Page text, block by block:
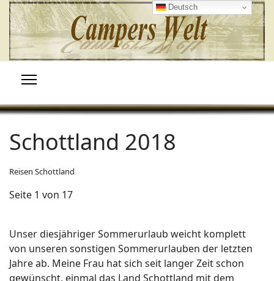
Deutsch
Schottland 2018
Reisen Schottland
Seite 1 von 17
Unser diesjähriger Sommerurlaub weicht komplett
von unseren sonstigen Sommerurlauben der letzten
Jahre ab. Meine Frau hat sich seit langer Zeit schon
gewünscht, einmal das Land Schottland mit dem